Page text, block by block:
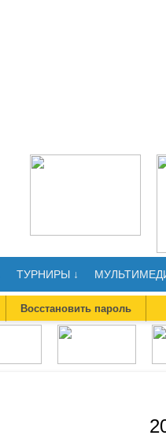
ТУРНИРЫ ↓
Восстановить пароль